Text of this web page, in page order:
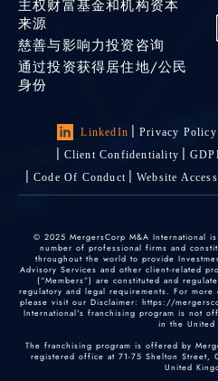
主权财富基金和机构资本
来源
慈善与影响力投资咨询
通过投资获得居住地/公民
身份
LinkedIn Privacy Policy
Client Confidentiality
Code Of Conduct
Website
© 2025 MergersCorp M&A International
number of professional firms and
throughout the world to provide
Advisory Services and other client-related
(“Members”) are constituted and
regulatory and legal requirements. For
please visit our Disclaimer: https://
International's franchising program is not
in the United
The franchising program is offered by
registered office at 71-75 Shelton Street,
United